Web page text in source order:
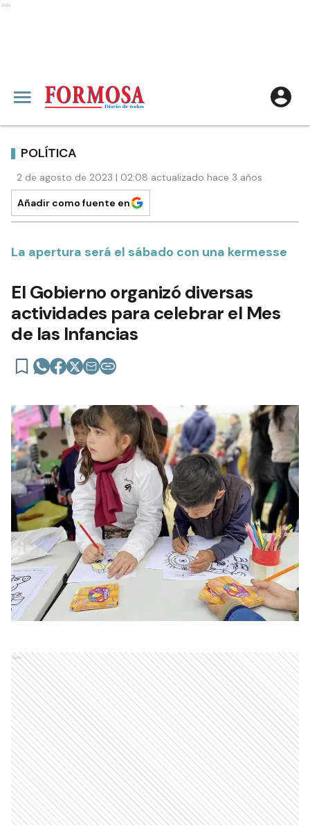
Ads
POLÍTICA
2 de agosto de 2023 | 02:08 actualizado hace 3 años
Añadir como fuente en
La apertura será el sábado con una kermesse
El Gobierno organizó diversas
actividades para celebrar el Mes
de las Infancias
Ads